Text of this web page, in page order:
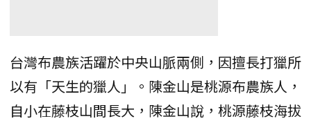
台灣布農族活躍於中央山脈兩側，因擅長打獵所
以有「天生的獵人」。陳金山是桃源布農族人，
自小在藤枝山間長大，陳金山說，桃源藤枝海拔